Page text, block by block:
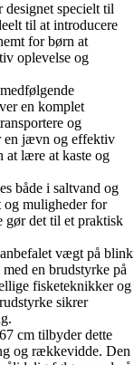
specielt til
til at introducere
for børn at
oplevelse og
en komplet
og
en jævn og effektiv
at lære at kaste og
både i saltvand og
muligheder for
gør det til et praktisk
vægt på blink
en brudstyrke på
fisketeknikker og
sikrer
cm tilbyder dette
og rækkevidde. Den